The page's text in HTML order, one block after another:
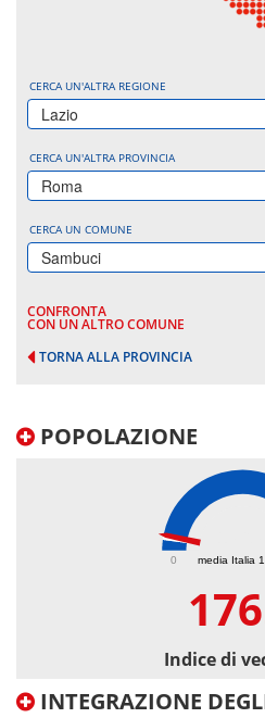
CERCA UN'ALTRA REGIONE
Lazio
CERCA UN'ALTRA PROVINCIA
Roma
CERCA UN COMUNE
Sambuci
CONFRONTA
CON UN ALTRO COMUNE
TORNA ALLA PROVINCIA
POPOLAZIONE
media Italia
0
Indice di
INTEGRAZIONE